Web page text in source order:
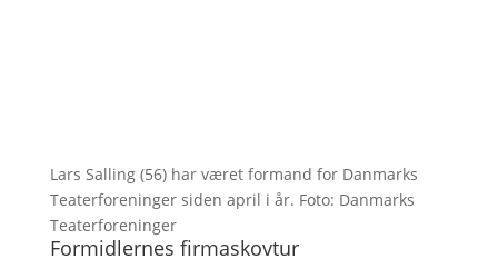
Lars Salling (56) har været formand for Danmarks
Teaterforeninger siden april i år. Foto: Danmarks
Teaterforeninger
Formidlernes firmaskovtur